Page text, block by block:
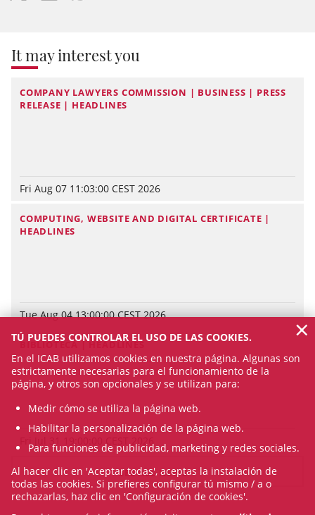
It may interest you
COMPANY LAWYERS COMMISSION | BUSINESS | PRESS
RELEASE | HEADLINES
Fri Aug 07 11:03:00 CEST 2026
COMPUTING, WEBSITE AND DIGITAL CERTIFICATE |
HEADLINES
Tue Aug 04 13:00:00 CEST 2026
BIBLIOTECA | HEADLINES
Fri Jul 31 19:00:00 CEST 2026
SEE ALL NEWS
TÚ PUEDES CONTROLAR EL USO DE LAS COOKIES.
En el ICAB utilizamos cookies en nuestra página. Algunas son
estrictamente necesarias para el funcionamiento de la
página, y otros son opcionales y se utilizan para:
Medir cómo se utiliza la página web.
Habilitar la personalización de la página web.
Para funciones de publicidad, marketing y redes sociales.
Al hacer clic en 'Aceptar todas', aceptas la instalación de
todas las cookies. Si prefieres configurar tú mismo / a o
rechazarlas, haz clic en 'Configuración de cookies'.
×